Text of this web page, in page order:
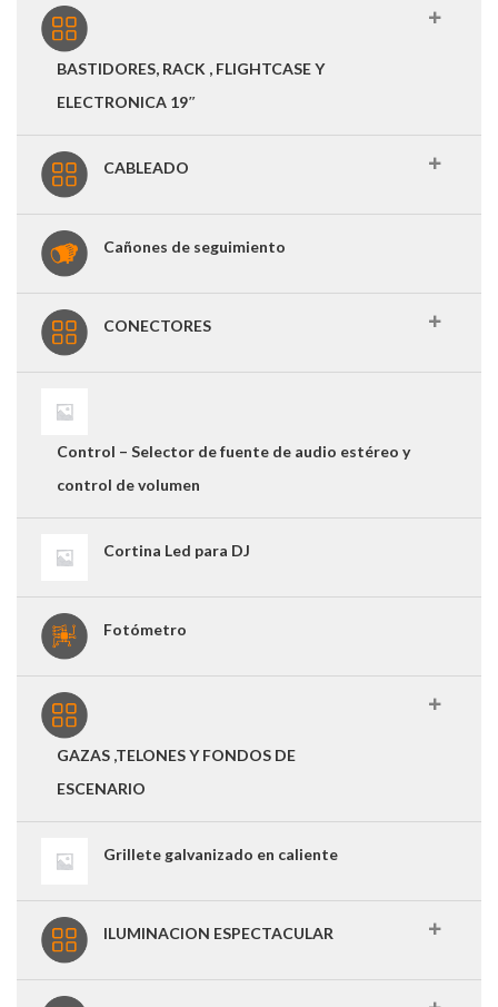
BASTIDORES, RACK , FLIGHTCASE Y
ELECTRONICA 19″
CABLEADO
Cañones de seguimiento
CONECTORES
Control – Selector de fuente de audio estéreo y
control de volumen
Cortina Led para DJ
Fotómetro
GAZAS ,TELONES Y FONDOS DE
ESCENARIO
Grillete galvanizado en caliente
ILUMINACION ESPECTACULAR